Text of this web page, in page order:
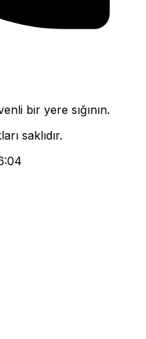
bir yere sığının.
saklıdır.